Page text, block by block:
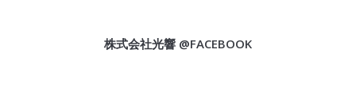
株式会社光響 @FACEBOOK